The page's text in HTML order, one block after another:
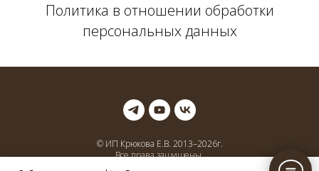
Политика в отношении обработки
персональных данных
© ИП Крюкова Е.В. 2013–2026г.
Все права защищены.